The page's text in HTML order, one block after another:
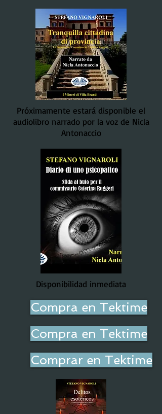
Próximamente estará disponible el
audiolibro narrado por la voz de Nicla
Antonaccio
Disponibilidad inmediata
Compra en Tektime
Compra en Tektime
Comprar en Tektime